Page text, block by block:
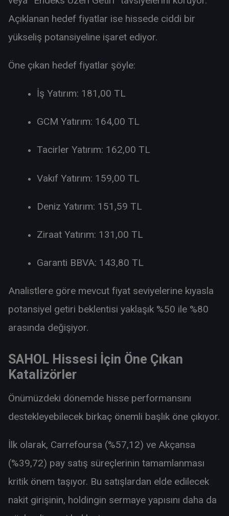
Açıklanan hedef fiyatlar ise hissede ciddi bir
yükseliş potansiyeline işaret ediyor.
Öne çıkan hedef fiyatlar şöyle:
İş Yatırım: 181,00 TL
GCM Yatırım: 164,00 TL
Tacirler Yatırım: 162,00 TL
Vakıf Yatırım: 159,00 TL
Deniz Yatırım: 151,59 TL
Ziraat Yatırım: 131,00 TL
Garanti BBVA: 143,80 TL
Analistlere göre mevcut fiyat seviyelerine kıyasla
potansiyel getiri beklentisi yaklaşık %50 ile %80
arasında değişiyor.
SAHOL Hissesi İçin Öne Çıkan
Katalizörler
Önümüzdeki dönemde hisse performansını
destekleyebilecek birkaç önemli başlık öne çıkıyor.
İlk olarak, Carrefoursa (%57,12) ve Akçansa
(%39,72) pay satış süreçlerinin tamamlanması
kritik önem taşıyor. Bu satışlardan elde edilecek
nakit girişinin, holdingin sermaye yapısını daha da